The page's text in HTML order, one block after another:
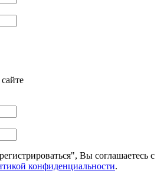
Вы соглашаетесь с
конфиденциальности.